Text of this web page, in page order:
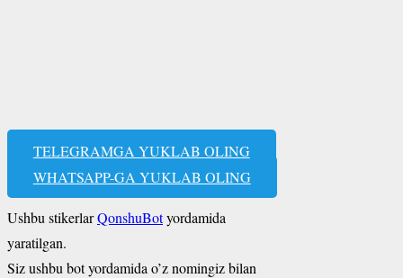
TELEGRAMGA YUKLAB OLING
WHATSAPP-GA YUKLAB OLING
Ushbu stikerlarQonshuBotyordamida
yaratilgan.
Siz ushbu bot yordamida o’z nomingiz bilan